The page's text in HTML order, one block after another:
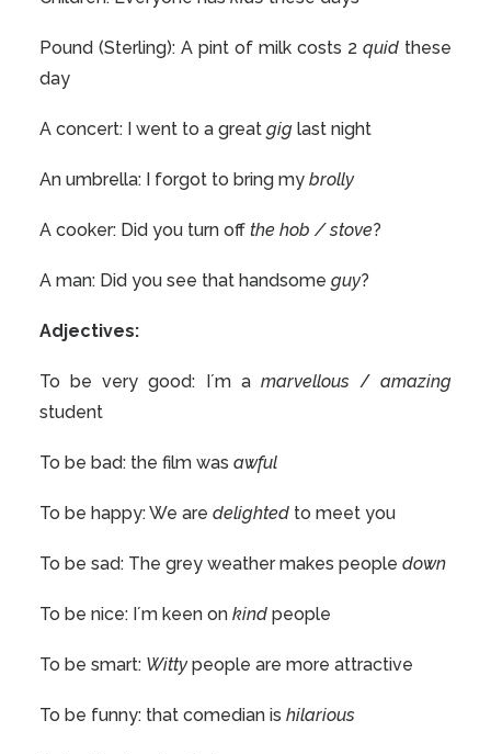
Pound (Sterling): A pint of milk costs 2 quid these
day
A concert: I went to a great gig last night
An umbrella: I forgot to bring my brolly
A cooker: Did you turn off the hob / stove?
A man: Did you see that handsome guy?
Adjectives:
To be very good: I´m a marvellous/ amazing
student
To be bad: the film was awful
To be happy: We are delighted to meet you
To be sad: The grey weather makes people down
To be nice: I´m keen on kind people
To be smart: Witty people are more attractive
To be funny: that comedian is hilarious